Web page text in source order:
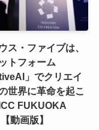
ス・ファイブは、
トフォーム
」でクリエイ
世界に革命を起こ
FUKUOKA
動画版】